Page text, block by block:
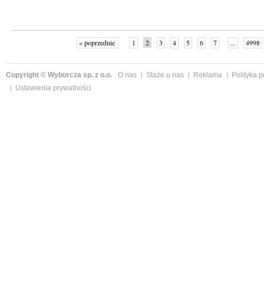
« poprzednie 1 2 3 4 5 6 7 ... 4998
Copyright © Wyborcza sp. z o.o. O nas Staże u nas Reklama
Polityka
Ustawienia prywatności